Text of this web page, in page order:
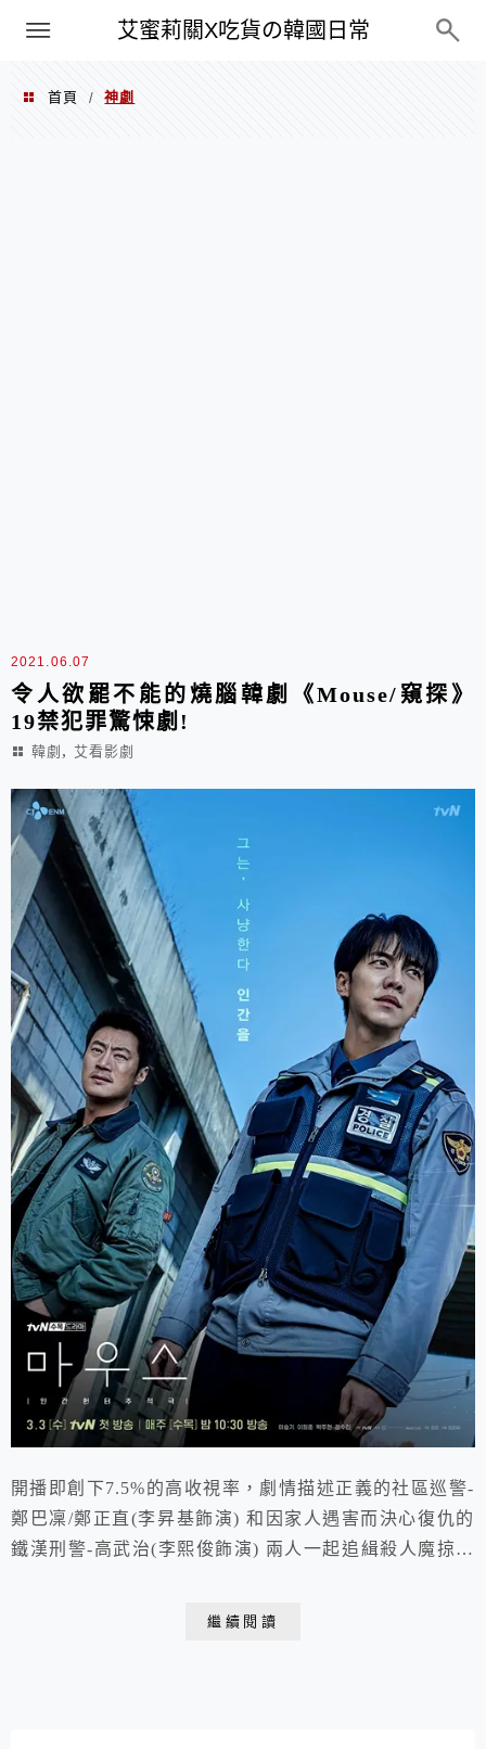
艾蜜莉關X吃貨の韓國日常
PXN
首頁 / 神劇
2021.06.07
令人欲罷不能的燒腦韓劇《Mouse/窺探》
19禁犯罪驚悚劇!
韓劇 , 艾看影劇
開播即創下7.5%的高收視率，劇情描述正義的社區巡警-
鄭巴凜/鄭正直(李昇基飾演) 和因家人遇害而決心復仇的
鐵漢刑警-高武治(李熙俊飾演) 兩人一起追緝殺人魔掠食
繼續閱讀